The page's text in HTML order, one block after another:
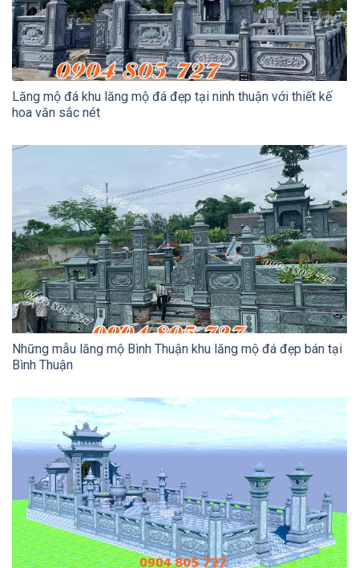
Lăng mộ đá khu lăng mộ đá đẹp tại ninh thuận với thiết kế
hoa văn sắc nét
Những mẫu lăng mộ Bình Thuận khu lăng mộ đá đẹp bán tại
Bình Thuận